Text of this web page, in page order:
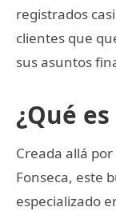
registrados
clientes que
sus asuntos
¿Qué
Creada allá
Fonseca, este
especializado